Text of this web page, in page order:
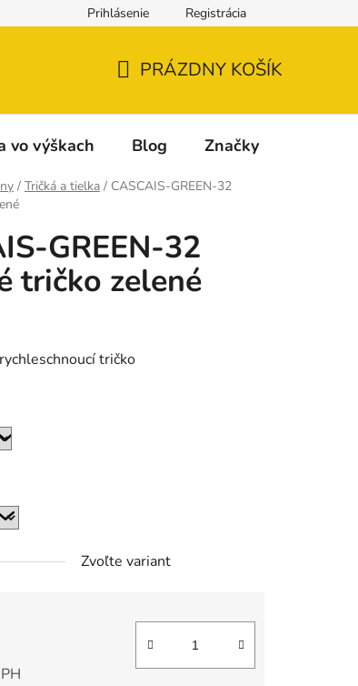
Reklamácia a vrátenie tovaru
Prihlásenie Registrácia
KOŠÍK
PRÁZDNY KOŠÍK
vo výškach Blog Značky
/ Tričká a tielka / CASCAIS-GREEN-32
GREEN-32
tričko zelené
tričko
Zvoľte variant